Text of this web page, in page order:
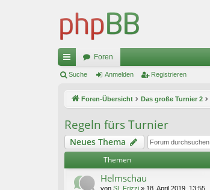
ch
ug
riff
Foren
Suche Anmelden Registrieren
Foren-Übersicht Das große Turnier 2
Regeln fürs Turnier
Neues Thema
Themen
Helmschau
von SL Frizzi » 18. April 2019, 13:55